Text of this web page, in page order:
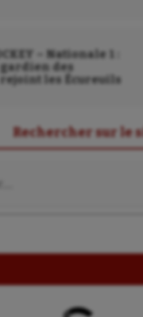
– Nationale 1 :
gardien des
rejoint les Écureuils
Rechercher sur le